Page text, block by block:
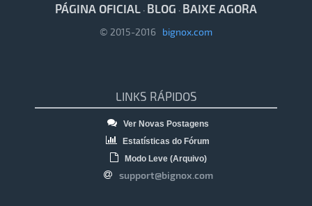
PÁGINA OFICIAL · BLOG · BAIXE AGORA
© 2015-2016 bignox.com
LINKS RÁPIDOS
Ver Novas Postagens
Estatísticas do Fórum
Modo Leve (Arquivo)
support@bignox.com